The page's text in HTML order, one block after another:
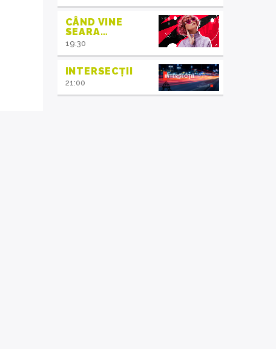
CÂND VINE
SEARA…
19:30
INTERSECȚII
21:00